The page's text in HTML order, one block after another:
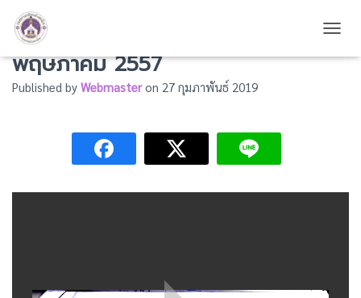
สรุปผลการจัดซื้อจัดจ้างประจำเดือน
พฤษภาคม 2557
Published by Webmasteron 27 กุมภาพันธ์ 2019